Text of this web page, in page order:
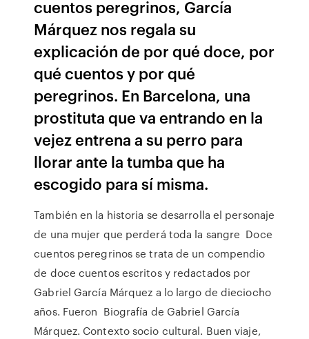
cuentos peregrinos, García
Márquez nos regala su
explicación de por qué doce, por
qué cuentos y por qué
peregrinos. En Barcelona, una
prostituta que va entrando en la
vejez entrena a su perro para
llorar ante la tumba que ha
escogido para sí misma.
También en la historia se desarrolla el personaje
de una mujer que perderá toda la sangre Doce
cuentos peregrinos se trata de un compendio
de doce cuentos escritos y redactados por
Gabriel García Márquez a lo largo de dieciocho
años. Fueron Biografía de Gabriel García
Márquez. Contexto socio cultural. Buen viaje,